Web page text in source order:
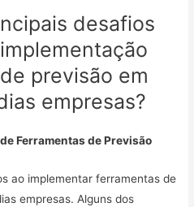
desafios
previsão em
empresas?
Ferramentas de Previsão
ao implementar ferramentas de
empresas. Alguns dos